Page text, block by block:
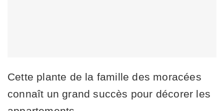
Cette plante de la famille des moracées
connaît un grand succès pour décorer les